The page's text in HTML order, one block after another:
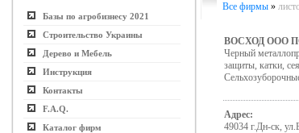
Базы по агробизнесу 2021
Строительство Украины
Дерево и Мебель
Инструкция
Контакты
F.A.Q.
Каталог фирм
Все фирмы»
ВОСХОД ООО
Черный
защиты, катки,
Адрес:
49034 г.Дн-ск,